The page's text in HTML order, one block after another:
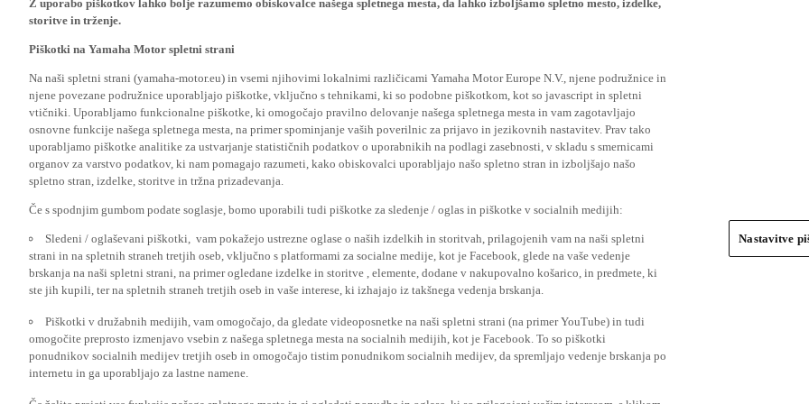
Piškotki na Yamaha Motor spletni strani
Na naši spletni strani (yamaha-motor.eu) in vsemi njihovimi lokalnimi različicami Yamaha Motor Europe N.V., njene podružnice in
njene povezane podružnice uporabljajo piškotke, vključno s tehnikami, ki so podobne piškotkom, kot so javascript in spletni
vtičniki. Uporabljamo funkcionalne piškotke, ki omogočajo pravilno delovanje našega spletnega mesta in vam zagotavljajo
osnovne funkcije našega spletnega mesta, na primer spominjanje vaših poverilnic za prijavo in jezikovnih nastavitev. Prav tako
uporabljamo piškotke analitike za ustvarjanje statističnih podatkov o uporabnikih na podlagi zasebnosti, v skladu s smernicami
organov za varstvo podatkov, ki nam pomagajo razumeti, kako obiskovalci uporabljajo našo spletno stran in izboljšajo našo
spletno stran, izdelke, storitve in tržna prizadevanja.
Če s spodnjim gumbom podate soglasje, bomo uporabili tudi piškotke za sledenje / oglas in piškotke v socialnih medijih:
Sledeni / oglaševani piškotki, vam pokažejo ustrezne oglase o naših izdelkih in storitvah, prilagojenih vam na naši spletni
strani in na spletnih straneh tretjih oseb, vključno s platformami za socialne medije, kot je Facebook, glede na vaše vedenje
brskanja na naši spletni strani, na primer ogledane izdelke in storitve , elemente, dodane v nakupovalno košarico, in predmete, ki
ste jih kupili, ter na spletnih straneh tretjih oseb in vaše interese, ki izhajajo iz takšnega vedenja brskanja.
omogočite preprosto izmenjavo vsebin z našega spletnega mesta na socialnih medijih, kot je Facebook. To so piškotki
ponudnikov socialnih medijev tretjih oseb in omogočajo tistim ponudnikom socialnih medijev, da spremljajo vedenje brskanja po
internetu in ga uporabljajo za lastne namene.
Nastavitve